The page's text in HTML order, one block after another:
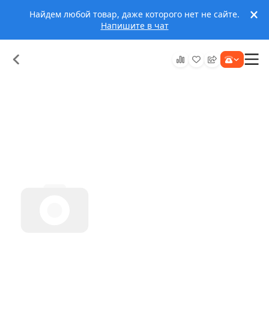
Найдем любой товар, даже которого нет не сайте.
Напишите в чат